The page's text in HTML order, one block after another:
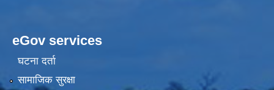
eGov services
घटना दर्ता
सामाजिक सुरक्षा